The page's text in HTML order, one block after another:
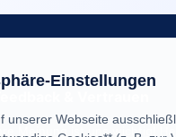
Ihre Meinung ist uns wichtig!
Einstellungen
unserer Webseite